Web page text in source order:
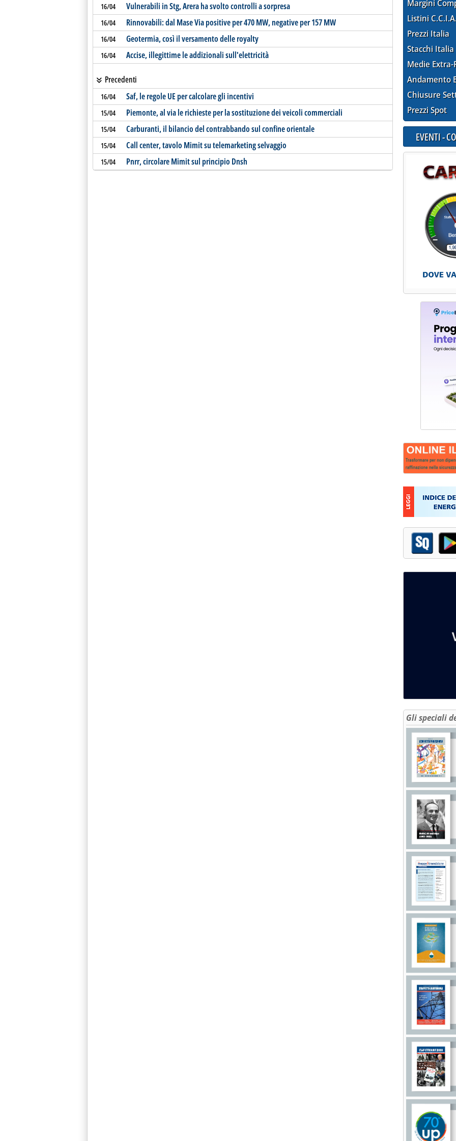
16/04 Vulnerabili in Stg, Arera ha svolto controlli a sorpresa
16/04 Rinnovabili: dal Mase Via positive per 470 MW, negative per 157 MW
16/04 Geotermia, così il versamento delle royalty
16/04 Accise, illegittime le addizionali sull'elettricità
Precedenti
16/04 Saf, le regole UE per calcolare gli incentivi
15/04 Piemonte, al via le richieste per la sostituzione dei veicoli commerciali
15/04 Carburanti, il bilancio del contrabbando sul confine orientale
15/04 Call center, tavolo Mimit su telemarketing selvaggio
15/04 Pnrr, circolare Mimit sul principio Dnsh
Margini
Listini
Prezzi Italia
Stacchi Italia
Medie Extra-
Andamento
Chiusure
Prezzi Spot
EVENTI -
Gli speciali